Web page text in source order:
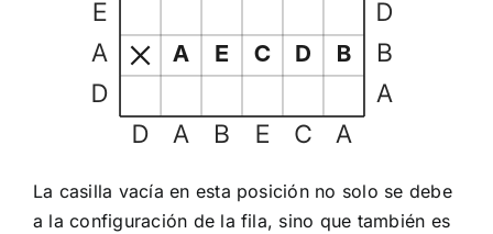
La casilla vacía en esta posición no solo se debe
a la configuración de la fila, sino que también es